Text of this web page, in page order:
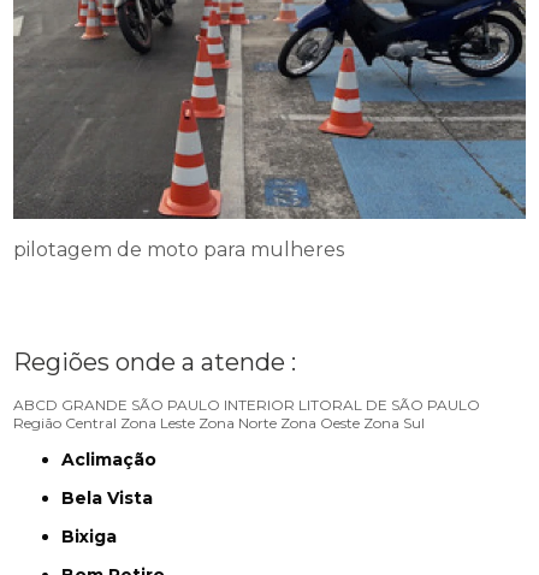
pilotagem de moto para mulheres
Regiões onde a atende :
ABCD GRANDE SÃO PAULO INTERIOR LITORAL DE SÃO PAULO
Região Central Zona Leste Zona Norte Zona Oeste Zona Sul
Aclimação
Bela Vista
Bixiga